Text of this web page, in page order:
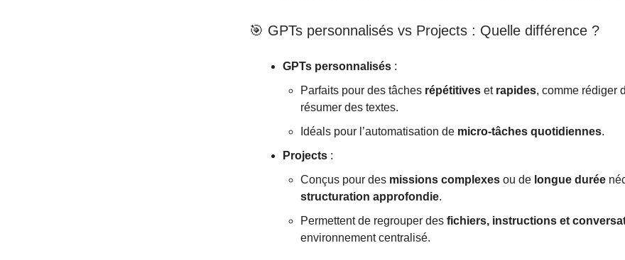
🎯 GPTs personnalisés vs Projects : Quelle différence ?
GPTs personnalisés :
Parfaits pour des tâches répétitives et rapides, comme rédiger
résumer des textes.
Idéals pour l’automatisation de micro-tâches quotidiennes.
Projects :
Conçus pour des missions complexes ou de longue durée
structuration approfondie.
Permettent de regrouper des fichiers, instructions et
environnement centralisé.